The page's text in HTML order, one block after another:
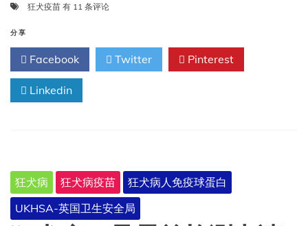
狂犬疫苗 狂
苗
缓
解
了
印
尔
地
区
犬
有 11 条评论
分享
Facebook Twitter Pinterest
Linkedin
狂犬病 狂犬病疫苗
狂犬病人免疫球蛋白
UKHSA-英国卫生安全局